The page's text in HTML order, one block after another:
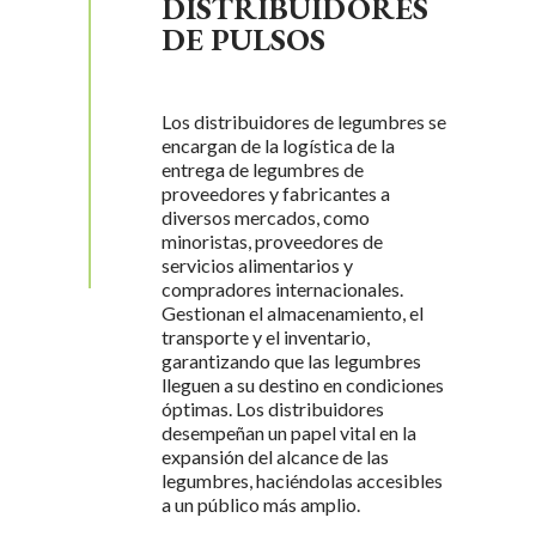
L
DISTRIBUIDORES
DE PULSOS
Los distribuidores de legumbres se
encargan de la logística de la
entrega de legumbres de
proveedores y fabricantes a
diversos mercados, como
minoristas, proveedores de
servicios alimentarios y
compradores internacionales.
Gestionan el almacenamiento, el
transporte y el inventario,
garantizando que las legumbres
lleguen a su destino en condiciones
óptimas. Los distribuidores
desempeñan un papel vital en la
expansión del alcance de las
legumbres, haciéndolas accesibles
a un público más amplio.